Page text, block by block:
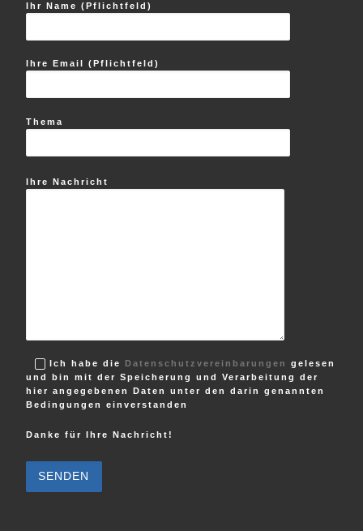
Ihr Name (Pflichtfeld)
Ihre Email (Pflichtfeld)
Thema
Ihre Nachricht
Ich habe die Datenschutzvereinbarungen
gelesen
und bin mit der Speicherung und Verarbeitung der
hier angegebenen Daten unter den darin genannten
Bedingungen einverstanden
Danke für Ihre Nachricht!
i
e